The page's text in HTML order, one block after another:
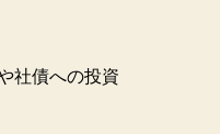
社債への投資